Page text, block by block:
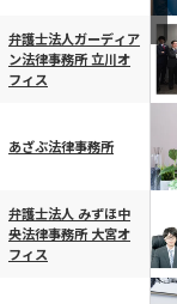
弁護士法人ガーディア
ン法律事務所 立川オ
フィス
あざぶ法律事務所
弁護士法人 みずほ中
央法律事務所 大宮オ
フィス